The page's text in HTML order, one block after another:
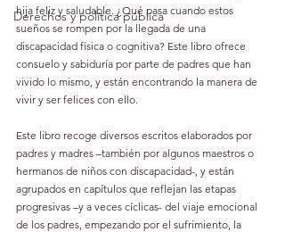
Derechos y política pública
hija feliz y saludable. ¿Qué pasa cuando estos
sueños se rompen por la llegada de una
discapacidad física o cognitiva? Este libro ofrece
consuelo y sabiduría por parte de padres que han
vivido lo mismo, y están encontrando la manera de
vivir y ser felices con ello.
Este libro recoge diversos escritos elaborados por
padres y madres –también por algunos maestros o
hermanos de niños con discapacidad-, y están
agrupados en capítulos que reflejan las etapas
progresivas –y a veces cíclicas- del viaje emocional
de los padres, empezando por el sufrimiento, la